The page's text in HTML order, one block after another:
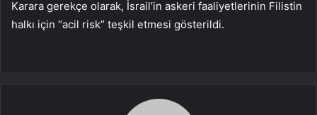
Karara gerekçe olarak, İsrail’in askeri faaliyetlerinin Filistin
halkı için “acil risk” teşkil etmesi gösterildi.